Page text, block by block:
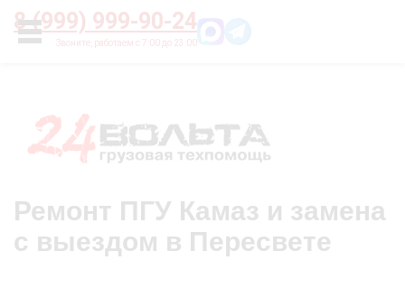
8 (999) 999-90-24
УСЛУГИ
Главная О нас Цены
Ремонт ПГУ Камаз и замена
с выездом в Пересвете